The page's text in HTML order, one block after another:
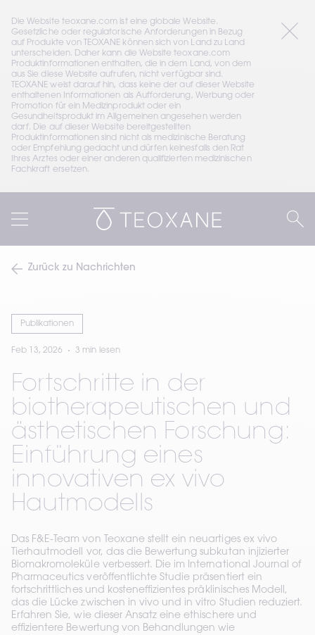
Die Website teoxane.com ist eine globale Website.
Gesetzliche oder regulatorische Anforderungen in Bezug
auf Produkte von TEOXANE können sich von Land zu Land
unterscheiden. Daher kann die Website teoxane.com
Produktinformationen enthalten, die in dem Land, von dem
aus Sie diese Website aufrufen, nicht verfügbar sind.
TEOXANE weist darauf hin, dass keine der auf dieser Website
enthaltenen Informationen als Aufforderung, Werbung oder
Promotion für ein Medizinprodukt oder ein
Gesundheitsprodukt im Allgemeinen angesehen werden
darf. Die auf dieser Website bereitgestellten
Produktinformationen sind nicht als medizinische Beratung
oder Empfehlung gedacht und dürfen keinesfalls den Rat
Ihres Arztes oder einer anderen qualifizierten medizinischen
Fachkraft ersetzen.
Zurück zu Nachrichten
Publikationen
Feb 13, 2026 3 min lesen
Fortschritte in der
biotherapeutischen und
ästhetischen Forschung:
Einführung eines
innovativen ex vivo
Hautmodells
Das F&E-Team von Teoxane stellt ein neuartiges ex vivo
Tierhautmodell vor, das die Bewertung subkutan injizierter
Biomakromoleküle verbessert. Die im International Journal of
Pharmaceutics veröffentlichte Studie präsentiert ein
fortschrittliches und kosteneffizientes präklinisches Modell,
das die Lücke zwischen in vivo und in vitro Studien reduziert.
Erfahren Sie, wie dieser Ansatz eine ethischere und
effizientere Bewertung von Behandlungen wie